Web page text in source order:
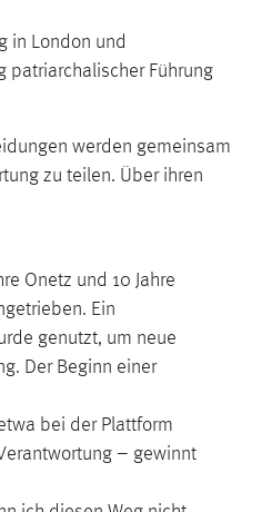
in London und
patriarchalischer Führung
werden gemeinsam
zu teilen. Über ihren
Onetz und 10 Jahre
Ein
genutzt, um neue
Der Beginn einer
bei der Plattform
– gewinnt